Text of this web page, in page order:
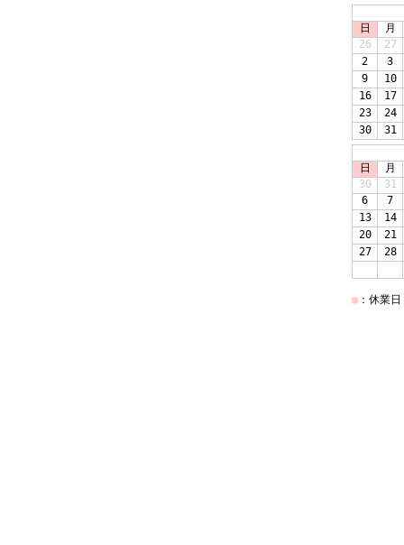
日
月
26
27
2
3
9
10
16
17
23
24
30
31
日
月
30
31
6
7
13
14
20
21
27
28
■ ：休業日